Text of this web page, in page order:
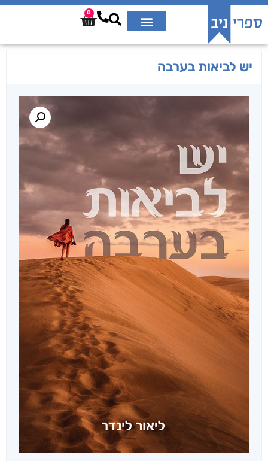
0
יש לביאות בערבה